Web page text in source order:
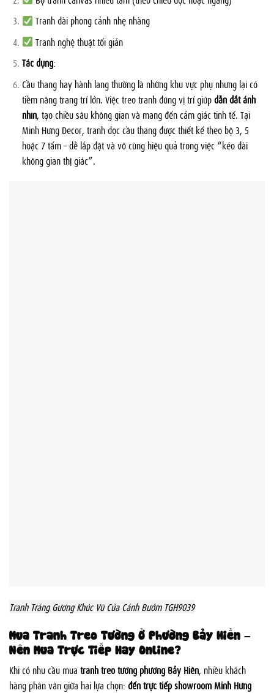
Tranh dài phong cảnh nhẹ nhàng
Tranh nghệ thuật tối giản
Tác dụng:
Cầu thang hay hành lang thường là những khu vực phụ nhưng lại có
tiềm năng trang trí lớn. Việc treo tranh đúng vị trí giúpdẫn dắt ánh
nhìn, tạo chiều sâu không gian và mang đến cảm giác tinh tế. Tại
Minh Hưng Decor, tranh dọc cầu thang được thiết kế theo bộ 3, 5
hoặc 7 tấm – dễ lắp đặt và vô cùng hiệu quả trong việc “kéo dài
không gian thị giác”.
Tranh Tráng Gương Khúc Vũ Của Cánh Bướm TGH9039
Mua Tranh Treo Tường Ở Phường Bảy Hiền –
Nên Mua Trực Tiếp Hay Online?
Khi có nhu cầu mua tranh treo tường phường Bảy Hiền, nhiều khách
hàng phân vân giữa hai lựa chọn: đến trực tiếp showroom Minh Hưng